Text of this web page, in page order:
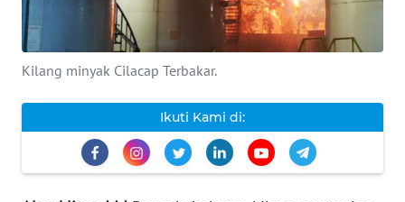
Kilang minyak Cilacap Terbakar.
Ikuti Kami di:
INFO
IKLAN
TENTANG
KAMI
PEDOMAN